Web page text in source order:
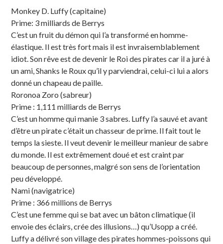
Monkey D. Luffy (capitaine)
Prime: 3 milliards de Berrys
C’est un fruit du démon qui l’a transformé en homme-
élastique. Il est très fort mais il est invraisemblablement
idiot. Son rêve est de devenir le Roi des pirates car il a juré à
un ami, Shanks le Roux qu’il y parviendrai, celui-ci lui a alors
donné un chapeau de paille.
Roronoa Zoro (sabreur)
Prime : 1,111 milliards de Berrys
C’est un homme qui manie 3 sabres. Luffy l’a sauvé et avant
d’être un pirate c’était un chasseur de prime. Il fait tout le
temps la sieste. Il veut devenir le meilleur manieur de sabre
du monde. Il est extrêmement doué et est craint par
beaucoup de personnes, malgré son sens de l’orientation
peu développé.
Nami (navigatrice)
Prime : 366 millions de Berrys
C’est une femme qui se bat avec un bâton climatique (il
envoie des éclairs, crée des illusions…) qu’Usopp a créé.
Luffy a délivré son village des pirates hommes-poissons qui